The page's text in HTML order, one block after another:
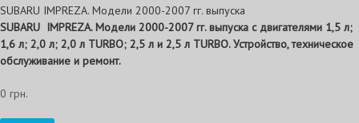
SUBARU IMPREZA. Модели 2000-2007 гг. выпуска
SUBARU IMPREZA. Модели 2000-2007 гг. выпуска с двигателями 1,5 л;
1,6 л; 2,0 л; 2,0 л TURBO; 2,5 л и 2,5 л TURBO. Устройство, техническое
обслуживание и ремонт.
0 грн.